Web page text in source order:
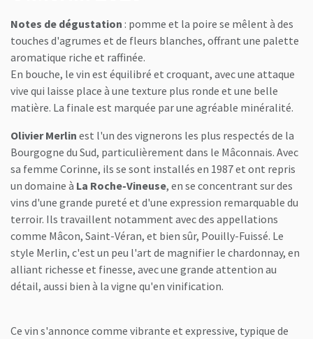
Notes de dégustation : pomme et la poire se mêlent à des
touches d'agrumes et de fleurs blanches, offrant une palette
aromatique riche et raffinée.
En bouche, le vin est équilibré et croquant, avec une attaque
vive qui laisse place à une texture plus ronde et une belle
matière. La finale est marquée par une agréable minéralité.
Olivier Merlin est l'un des vignerons les plus respectés de la
Bourgogne du Sud, particulièrement dans le Mâconnais. Avec
sa femme Corinne, ils se sont installés en 1987 et ont repris
un domaine à La Roche-Vineuse, en se concentrant sur des
vins d'une grande pureté et d'une expression remarquable du
terroir. Ils travaillent notamment avec des appellations
comme Mâcon, Saint-Véran, et bien sûr, Pouilly-Fuissé. Le
style Merlin, c'est un peu l'art de magnifier le chardonnay, en
alliant richesse et finesse, avec une grande attention au
détail, aussi bien à la vigne qu'en vinification.
Ce vin s'annonce comme vibrante et expressive, typique de